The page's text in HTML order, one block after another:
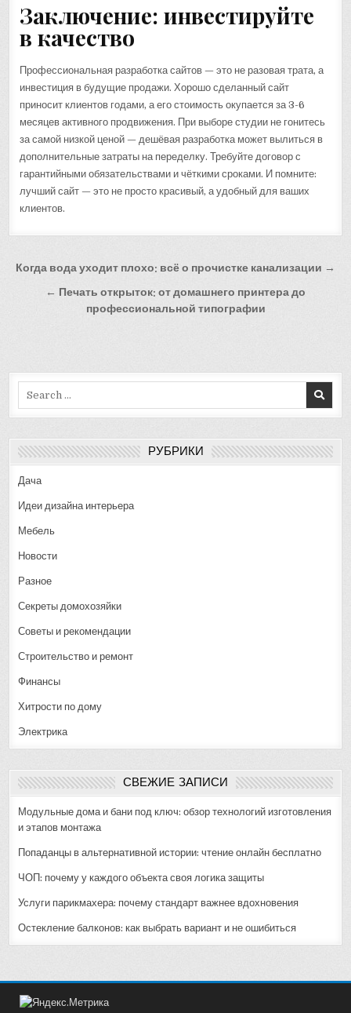
Заключение: инвестируйте
в качество
Профессиональная разработка сайтов — это не разовая трата, а
инвестиция в будущие продажи. Хорошо сделанный сайт
приносит клиентов годами, а его стоимость окупается за 3-6
месяцев активного продвижения. При выборе студии не гонитесь
за самой низкой ценой — дешёвая разработка может вылиться в
дополнительные затраты на переделку. Требуйте договор с
гарантийными обязательствами и чёткими сроками. И помните:
лучший сайт — это не просто красивый, а удобный для ваших
клиентов.
Навигация
записям
Когда вода уходит плохо: всё о прочистке канализации →
← Печать открыток: от домашнего принтера до
профессиональной типографии
РУБРИКИ
Дача
Идеи дизайна интерьера
Мебель
Новости
Разное
Секреты домохозяйки
Советы и рекомендации
Строительство и ремонт
Финансы
Хитрости по дому
Электрика
СВЕЖИЕ ЗАПИСИ
Модульные дома и бани под ключ: обзор технологий изготовления
и этапов монтажа
Попаданцы в альтернативной истории: чтение онлайн бесплатно
ЧОП: почему у каждого объекта своя логика защиты
Услуги парикмахера: почему стандарт важнее вдохновения
Остекление балконов: как выбрать вариант и не ошибиться